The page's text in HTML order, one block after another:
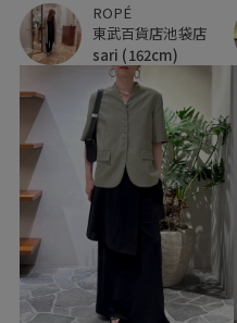
ROPÉ
東武百貨店池袋店
sari (162cm)